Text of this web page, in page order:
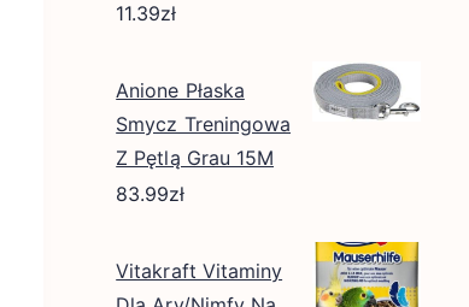
11.39zł
Anione Płaska
Smycz Treningowa
Z Pętlą Grau 15M
83.99zł
Vitakraft Vitaminy